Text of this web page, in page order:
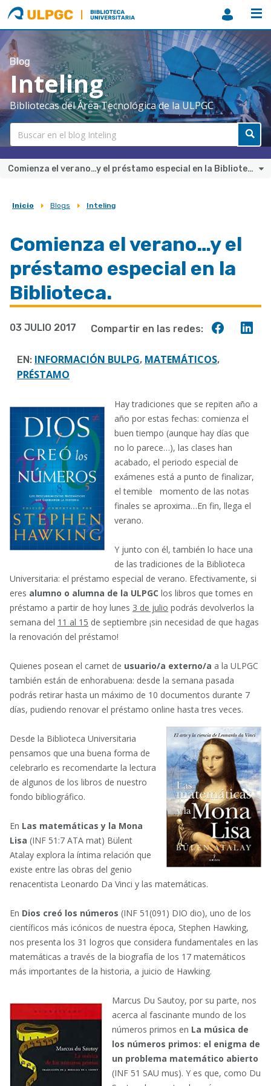
ULPGC
Biblioteca
ULPGC
Blog
Inteling
Bibliotecas del Área Tecnológica de la ULPGC
Comienza el verano…y el préstamo especial en la Biblioteca.
Sobrescribir
de
ayuda
a
la
navegación
Inicio Blogs Inteling
Comienza el verano…y el
préstamo especial en la
Biblioteca.
03 JULIO 2017 Compartir en las redes:
EN: INFORMACIÓN BULPG, MATEMÁTICOS,
PRÉSTAMO
Hay tradiciones que se repiten año a
año por estas fechas: comienza el
buen tiempo (aunque hay días que
no lo parece…), las clases han
acabado, el periodo especial de
exámenes está a punto de finalizar,
el temible momento de las notas
finales se aproxima…En fin, llega el
verano.
Y junto con él, también lo hace una
de las tradiciones de la Biblioteca
Universitaria: el préstamo especial de verano. Efectivamente, si
eres alumno o alumna de la ULPGC los libros que tomes en
préstamo a partir de hoy lunes 3 de julio podrás devolverlos la
semana del 11 al 15 de septiembre ¡sin necesidad de que hagas
la renovación del préstamo!
Quienes posean el carnet de usuario/a externo/a a la ULPGC
también están de enhorabuena: desde la semana pasada
podrás retirar hasta un máximo de 10 documentos durante 7
días, pudiendo renovar el préstamo online hasta tres veces.
Desde la Biblioteca Universitaria
pensamos que una buena forma de
celebrarlo es recomendarte la lectura
de algunos de los libros de nuestro
fondo bibliográfico.
En Las matemáticas y la Mona
Lisa (INF 51:7 ATA mat) Bülent
Atalay explora la íntima relación que
existe entre las obras del genio
renacentista Leonardo Da Vinci y las matemáticas.
En Dios creó los números (INF 51(091) DIO dio), uno de los
científicos más icónicos de nuestra época, Stephen Hawking,
nos presenta los 31 logros que considera fundamentales en las
matemáticas a través de la biografía de los 17 matemáticos
más importantes de la historia, a juicio de Hawking.
Marcus Du Sautoy, por su parte, nos
acerca al fascinante mundo de los
números primos en La música de
los números primos: el enigma de
un problema matemático abierto
(INF 51 SAU mus). Y es que, como Du